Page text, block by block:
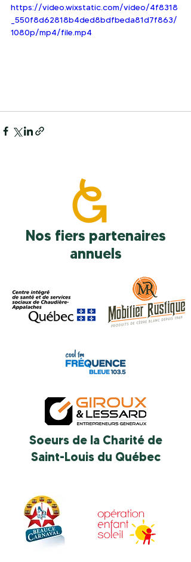
https://video.wixstatic.com/video/4f8318
_550f8d62818b4ded8bdfbeda81d7f863/
1080p/mp4/file.mp4
Nos fiers partenaires
annuels
Soeurs de la Charité de
Saint-Louis du Québec